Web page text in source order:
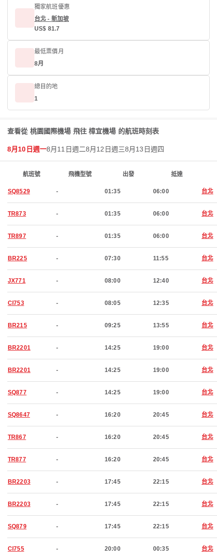
獨家航班優惠
台北 - 新加坡
US$ 81.7
最低票價月
8月
總目的地
1
查看從 桃園國際機場 飛往 樟宜機場 的航班時刻表
8月10日週一8月11日週二8月12日週三8月13日週四
航班號 飛機型號 出發 抵達
SQ8529 - 01:35 06:00 台北
TR873 - 01:35 06:00 台北
TR897 - 01:35 06:00 台北
BR225 - 07:30 11:55 台北
JX771 - 08:00 12:40 台北
CI753 - 08:05 12:35 台北
BR215 - 09:25 13:55 台北
BR2201 - 14:25 19:00 台北
BR2201 - 14:25 19:00 台北
SQ877 - 14:25 19:00 台北
SQ8647 - 16:20 20:45 台北
TR867 - 16:20 20:45 台北
TR877 - 16:20 20:45 台北
BR2203 - 17:45 22:15 台北
BR2203 - 17:45 22:15 台北
SQ879 - 17:45 22:15 台北
CI755 - 20:00 00:35 台北